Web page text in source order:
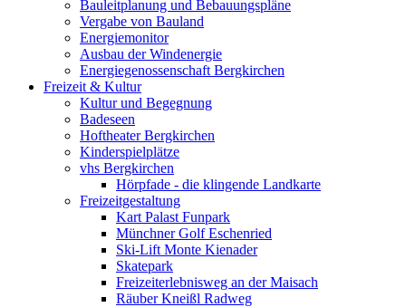
Bauleitplanung und Bebauungspläne
Vergabe von Bauland
Energiemonitor
Ausbau der Windenergie
Energiegenossenschaft Bergkirchen
Freizeit & Kultur
Kultur und Begegnung
Badeseen
Hoftheater Bergkirchen
Kinderspielplätze
vhs Bergkirchen
Hörpfade - die klingende Landkarte
Freizeitgestaltung
Kart Palast Funpark
Münchner Golf Eschenried
Ski-Lift Monte Kienader
Skatepark
Freizeiterlebnisweg an der Maisach
Räuber Kneißl Radweg